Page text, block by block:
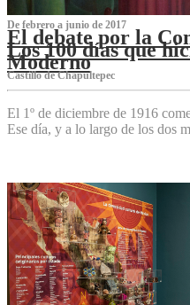
De febrero a junio de 2017
El debate por la
Los 100 días que
Moderno
Castillo de Chapultepec
El 1º de diciembre de 1916
Ese día, y a lo largo de los dos